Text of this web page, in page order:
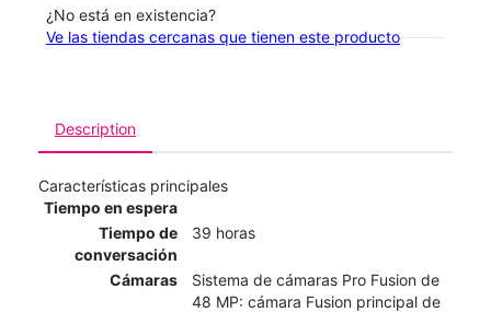
¿No está en existencia?
Ve las tiendas cercanas que tienen este producto
Description
Características principales
Tiempo en espera
Tiempo de
conversación
39 horas
Cámaras
Sistema de cámaras Pro Fusion de
48 MP: cámara Fusion principal de